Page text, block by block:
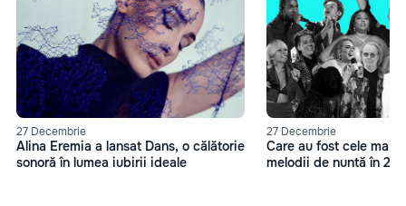
27 Decembrie
Alina Eremia a lansat Dans, o călătorie
sonoră în lumea iubirii ideale
27 Decembrie
Care au fost cele mai
melodii de nuntă în